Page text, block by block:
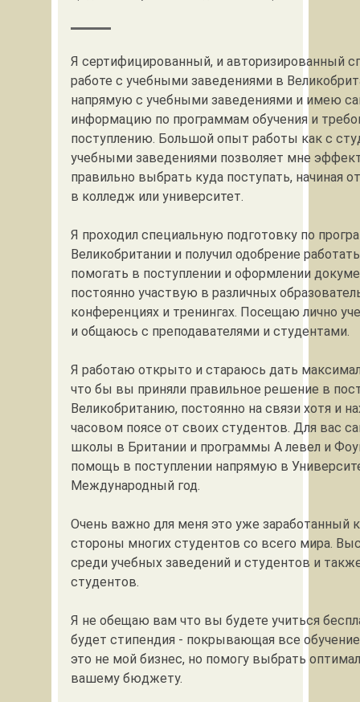
Я сертифицированный, и авторизированный
работе с учебными заведениями в
напрямую с учебными заведениями и имею
информацию по программам обучения и
поступлению. Большой опыт работы как с
учебными заведениями позволяет мне
правильно выбрать куда поступать, начиная
в колледж или университет.
Я проходил специальную подготовку по
Великобритании и получил одобрение
помогать в поступлении и оформлении
постоянно участвую в различных
конференциях и тренингах. Посещаю лично
и общаюсь с преподавателями и студентами.
Я работаю открыто и стараюсь дать
что бы вы приняли правильное решение в
Великобританию, постоянно на связи хотя и
часовом поясе от своих студентов. Для вас
школы в Британии и программы А левел и
помощь в поступлении напрямую в
Международный год.
Очень важно для меня это уже заработанный
стороны многих студентов со всего мира.
среди учебных заведений и студентов и
студентов.
Я не обещаю вам что вы будете учиться
будет стипендия - покрывающая все
это не мой бизнес, но помогу выбрать
вашему бюджету.